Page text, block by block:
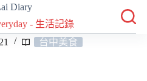
Diary
- 生活記錄
台中美食